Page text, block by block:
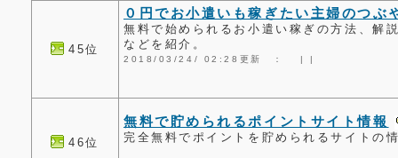
45位
０円でお小遣いも稼ぎたい主婦のつぶ
無料で始められるお小遣い稼ぎの方法、解
などを紹介。
2018/03/24/ 02:28更新 ： | |
46位
無料で貯められるポイントサイト情報
完全無料でポイントを貯められるサイトの